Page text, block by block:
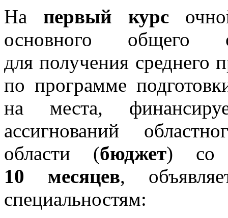
На первый курс
основного общего
для получения среднего
по программе
на места,
ассигнований
области (бюджет) со
10 месяцев,
специальностям: